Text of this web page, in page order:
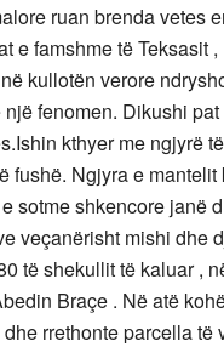
ruan brenda vetes
e famshme të Teksasit
kullotën verore
një fenomen. Dikushi
kthyer me ngjyrë
fushë. Ngjyra e
sotme shkencore janë
veçanërisht mishi dhe
të shekullit të kaluar ,
Braçe . Në atë
rrethonte parcella të